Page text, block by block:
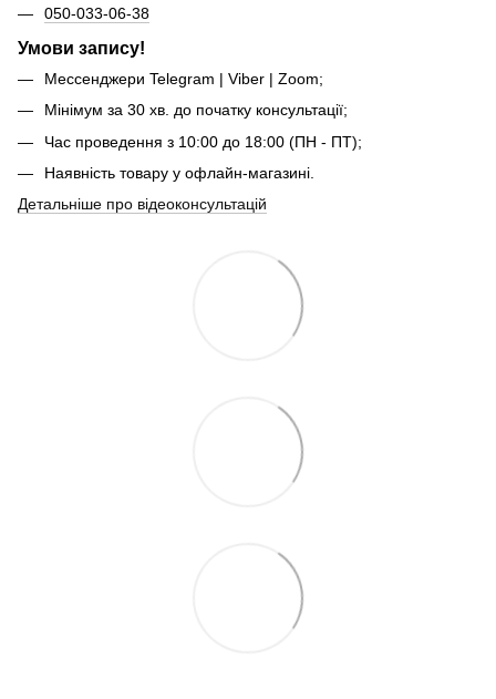
050-033-06-38
Умови запису!
Мессенджери Telegram | Viber | Zoom;
Мінімум за 30 хв. до початку консультації;
Час проведення з 10:00 до 18:00 (ПН - ПТ);
Наявність товару у офлайн-магазині.
Детальніше про відеоконсультацій